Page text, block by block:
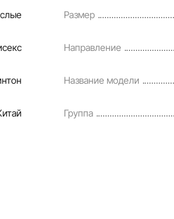
Наша команда регулярно
Размер
Направление
Название модели
Группа